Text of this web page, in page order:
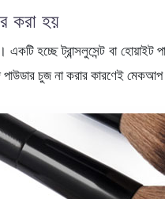
করা হয়
হচ্ছে ট্রান্সলুসেন্ট বা
চুজ না করার কারণেই মেকআপ